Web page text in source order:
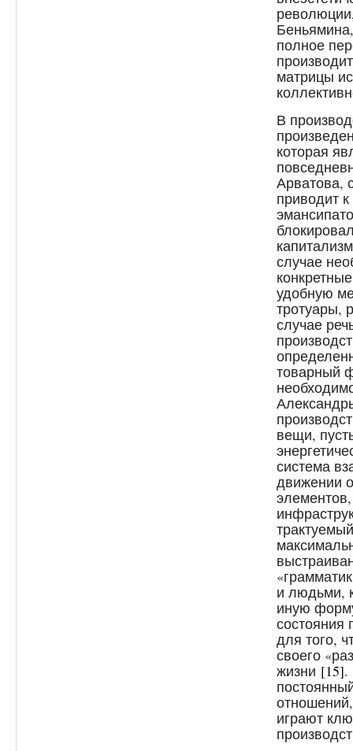
полное
матрицы
В
которая
Арватова,
приводит
случае
удобную
тротуары,
случае
товарный
вещи,
система
движении
и людьми,
иную
состояния
для того,
своего
жизни [15].
играют